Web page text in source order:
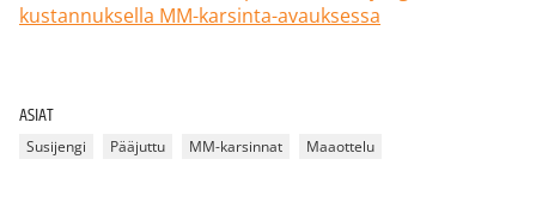
kustannuksella MM-karsinta-avauksessa
ASIAT
Susijengi Pääjuttu MM-karsinnat Maaottelu